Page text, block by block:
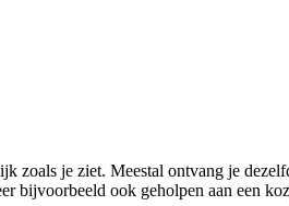
je ziet. Meestal ontvang je
bijvoorbeeld ook geholpen aan een